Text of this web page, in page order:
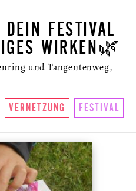
FESTIVAL
WIRKEN🌿
und Tangentenweg,
VERNETZUNG FESTIVAL